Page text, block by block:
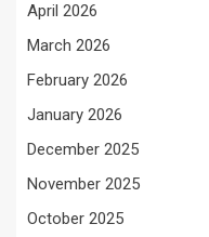
April 2026
March 2026
February 2026
January 2026
December 2025
November 2025
October 2025